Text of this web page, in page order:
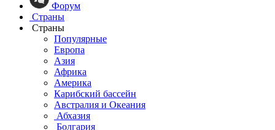
Форум
Страны
Страны
Популярные
Европа
Азия
Африка
Америка
Карибский бассейн
Австралия и Океания
Абхазия
Болгария